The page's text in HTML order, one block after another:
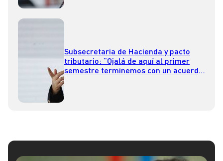
Subsecretaria de Hacienda y pacto
tributario: “Ojalá de aquí al primer
semestre terminemos con un acuerdo